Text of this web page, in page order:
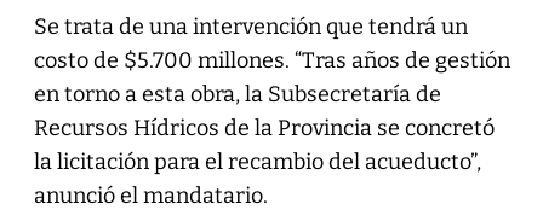
Se trata de una intervención que tendrá un
costo de $5.700 millones. “Tras años de gestión
en torno a esta obra, la Subsecretaría de
Recursos Hídricos de la Provincia se concretó
la licitación para el recambio del acueducto”,
anunció el mandatario.